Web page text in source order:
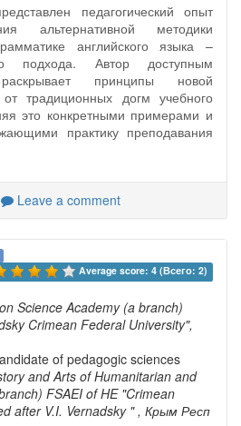
педагогический опыт
альтернативной методики
английского языка –
подхода. Автор доступным
принципы новой
традиционных догм учебного
это конкретными примерами и
практику преподавания
Leave a comment
Average score: 4 (Всего: 2)
Science Academy (a branch)
Crimean Federal University",
of pedagogic sciences
and Arts of Humanitarian and
FSAEI of HE "Crimean
after V.I. Vernadsky " , Крым Респ